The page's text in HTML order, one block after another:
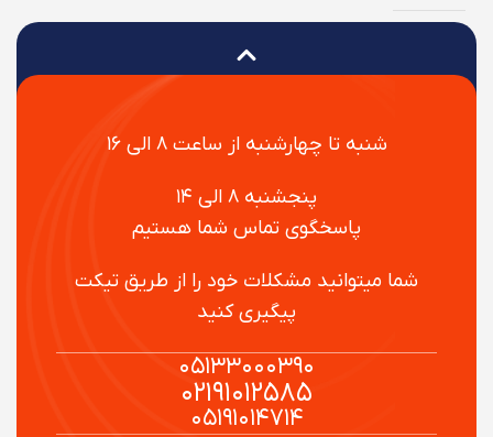
شنبه تا چهارشنبه از ساعت ۸ الی ۱۶
پنجشنبه ۸ الی ۱۴
پاسخگوی تماس شما هستیم
شما میتوانید مشکلات خود را از طریق تیکت
پیگیری کنید
۰۵۱۳۳۰۰۰۳۹۰
۰۲۱۹۱۰۱۲۵۸۵
۰۵۱۹۱۰۱۴۷۱۴